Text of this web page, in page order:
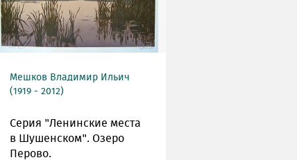
Мешков Владимир Ильич
(1919 - 2012)
Серия "Ленинские места
в Шушенском". Озеро
Перово.